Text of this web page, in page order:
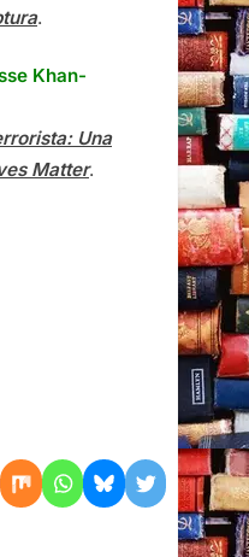
.
Khan-
Una
Matter.